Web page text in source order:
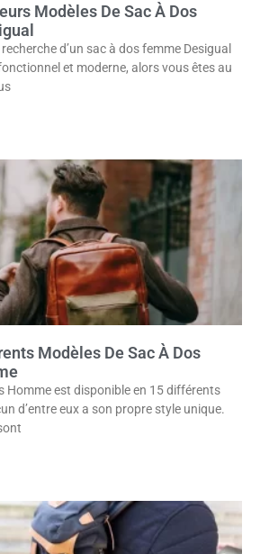
Modèles De Sac À Dos
d’un sac à dos femme Desigual
et moderne, alors vous êtes au
Modèles De Sac À Dos
Homme est disponible en 15 différents
d’entre eux a son propre style unique.